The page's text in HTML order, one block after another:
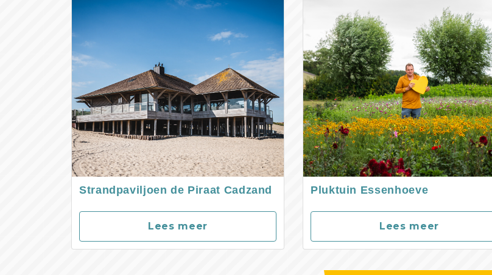
Strandpaviljoen de Piraat Cadzand
Lees meer
Pluktuin Essenhoeve
Lees meer